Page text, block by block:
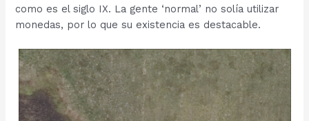
como es el siglo IX. La gente ‘normal’ no solía utilizar
monedas, por lo que su existencia es destacable.